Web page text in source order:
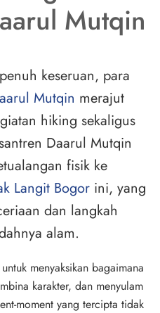
Mutqin
keseruan, para
Mutqin merajut
hiking sekaligus
Daarul Mutqin
fisik ke
Langit Bogor ini, yang
dan langkah
alam.
menyaksikan bagaimana
karakter, dan menyulam
moment yang tercipta tidak